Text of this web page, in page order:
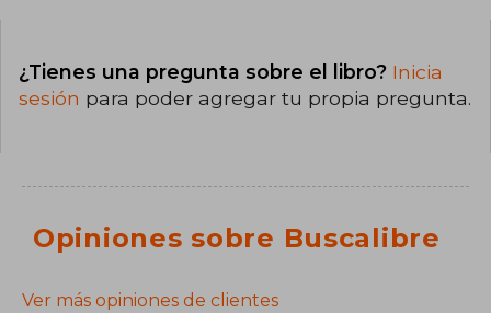
¿Tienes una pregunta sobre el libro? Inicia
sesión para poder agregar tu propia pregunta.
Opiniones sobre Buscalibre
Ver más opiniones de clientes